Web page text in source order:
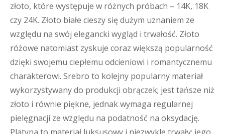
złoto, które występuje w różnych próbach – 14K, 18K
czy 24K. Złoto białe cieszy się dużym uznaniem ze
względu na swój elegancki wygląd i trwałość. Złoto
różowe natomiast zyskuje coraz większą popularność
dzięki swojemu ciepłemu odcieniowi i romantycznemu
charakterowi. Srebro to kolejny popularny materiał
wykorzystywany do produkcji obrączek; jest tańsze niż
złoto i równie piękne, jednak wymaga regularnej
pielęgnacji ze względu na podatność na oksydację.